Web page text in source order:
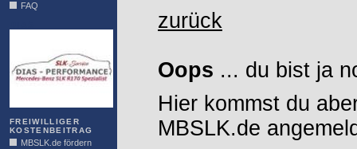
FAQ
FREIWILLIGER
KOSTENBEITRAG
MBSLK.de fördern
zurück
Oops ... du bist ja
Hier kommst du
MBSLK.de